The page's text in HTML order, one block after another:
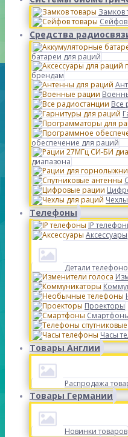
Замков
Средства
батареи для раций
брендам
Все
обеспечение для раций
диапазона
Телефоны
IP
Аксессуары
Детали
Проекторы
Часы
Товары Англии
Распродажа
Товары Германии
Новинки товаров